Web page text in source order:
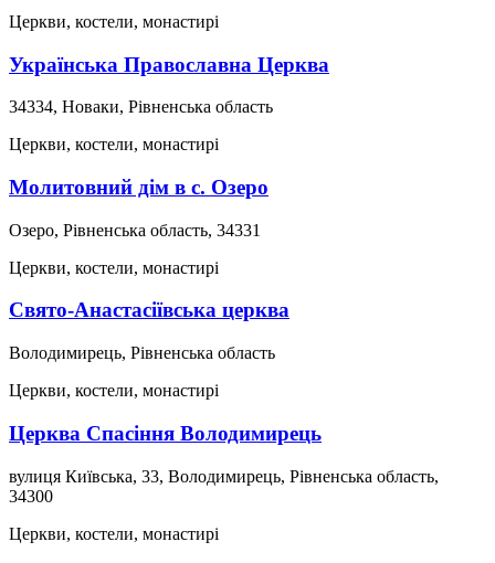
Церкви, костели, монастирі
Українська Православна Церква
34334, Новаки, Рівненська область
Церкви, костели, монастирі
Молитовний дім в с. Озеро
Озеро, Рівненська область, 34331
Церкви, костели, монастирі
Свято-Анастасіївська церква
Володимирець, Рівненська область
Церкви, костели, монастирі
Церква Спасіння Володимирець
вулиця Київська, 33, Володимирець, Рівненська область,
34300
Церкви, костели, монастирі